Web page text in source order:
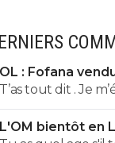
OL : Fofana
remercie le Real
T’as tout dit . Je
mensonge d’âge
africains ne soit
L'OM bientôt en